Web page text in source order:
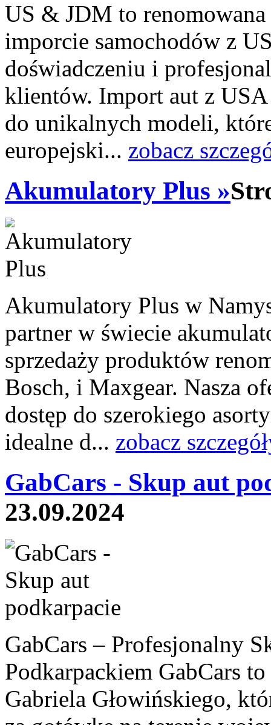
US & JDM to
imporcie samochodów z
doświadczeniu i
klientów. Import aut z
do unikalnych modeli,
europejski... zobacz
Akumulatory Plus »
Akumulatory Plus w
partner w świecie
sprzedaży produktów
Bosch, i Maxgear. Nasza
dostęp do szerokiego
idealne d... zobacz
GabCars - Skup aut
23.09.2024
GabCars – Profesjonalny
Podkarpackiem GabCars
Gabriela Głowińskiego,